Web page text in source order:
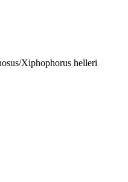
Xiphophorus helleri